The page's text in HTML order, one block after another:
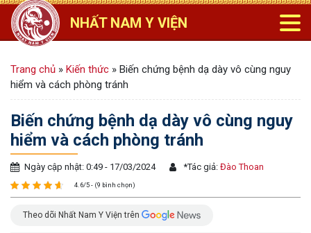
NHẤT NAM Y VIỆN
Trang chủ » Kiến thức » Biến chứng bệnh dạ dày vô cùng nguy
hiểm và cách phòng tránh
Biến chứng bệnh dạ dày vô cùng nguy
hiểm và cách phòng tránh
Ngày cập nhật: 0:49 - 17/03/2024 *Tác giả: Đào Thoan
4.6/5 - (9 bình chọn)
Theo dõi Nhất Nam Y Viện trên